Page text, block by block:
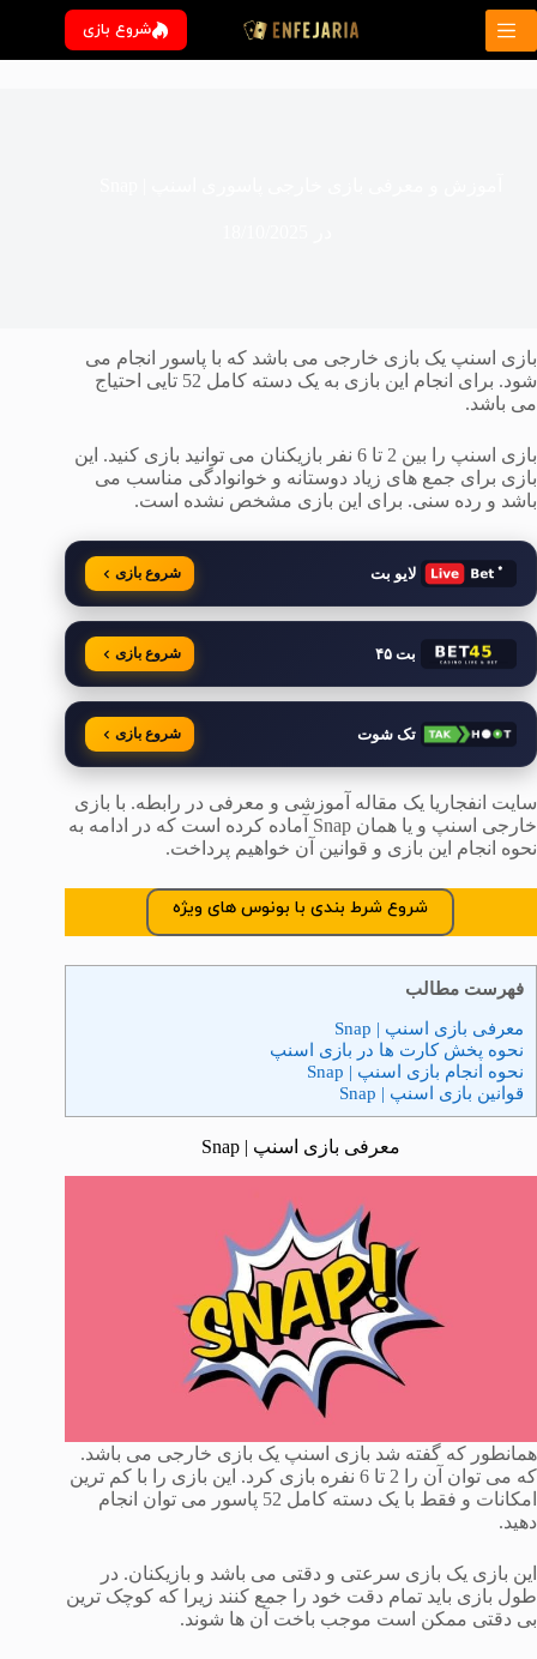
پرش
محتوا
شروع بازی
بازی اسنپ یک بازی خارجی می باشد که با پاسور انجام می
شود. برای انجام این بازی به یک دسته کامل 52 تایی احتیاج
می باشد.
بازی اسنپ را بین 2 تا 6 نفر بازیکنان می توانید بازی کنید. این
بازی برای جمع های زیاد دوستانه و خوانوادگی مناسب می
باشد و رده سنی. برای این بازی مشخص نشده است.
لایو بت شروع بازی
بت ۴۵ شروع بازی
تک شوت شروع بازی
سایت انفجاریا یک مقاله آموزشی و معرفی در رابطه. با بازی
خارجی اسنپ و یا همان Snap آماده کرده است که در ادامه به
نحوه انجام این بازی و قوانین آن خواهیم پرداخت.
شروع شرط بندی با بونوس های ویژه
فهرست مطالب
معرفی بازی اسنپ | Snap
نحوه پخش کارت ها در بازی اسنپ
نحوه انجام بازی اسنپ | Snap
قوانین بازی اسنپ | Snap
معرفی بازی اسنپ | Snap
همانطور که گفته شد بازی اسنپ یک بازی خارجی می باشد.
که می توان آن را 2 تا 6 نفره بازی کرد. این بازی را با کم ترین
امکانات و فقط با یک دسته کامل 52 پاسور می توان انجام
دهید.
این بازی یک بازی سرعتی و دقتی می باشد و بازیکنان. در
طول بازی باید تمام دقت خود را جمع کنند زیرا که کوچک ترین
بی دقتی ممکن است موجب باخت آن ها شوند.